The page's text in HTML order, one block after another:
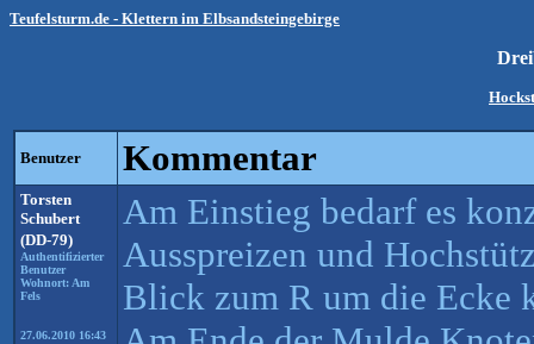
Teufelsturm.de - Klettern im Elbsandsteingebirge
Benutzer Kommentar
Torsten
Schubert
(DD-79)
Authentifizierter
Benutzer
Wohnort: Am
Fels
27.06.2010 16:43
Am Einstieg bedarf es
Ausspreizen und
Blick zum R um die Ecke